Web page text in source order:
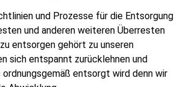
und Prozesse für die Entsorgung
und anderen weiteren Überresten
entsorgen gehört zu unseren
sich entspannt zurücklehnen und
ordnungsgemäß entsorgt wird denn wir